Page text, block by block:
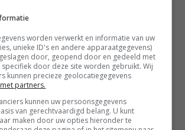
tussen goedkope en
zit meestal niet in de
de zon, maar in de
geur en
Een goedkope zonnebrand
SPF 50 beschermt net zo
worden verwerkt en informatie van uw
unieke ID's en andere apparaatgegevens)
door, geopend door en gedeeld met
door deze site worden gebruikt. Wij
kunnen precieze geolocatiegegevens
partners.
kunnen uw persoonsgegevens
van gerechtvaardigd belang. U kunt
maken door uw opties hieronder te